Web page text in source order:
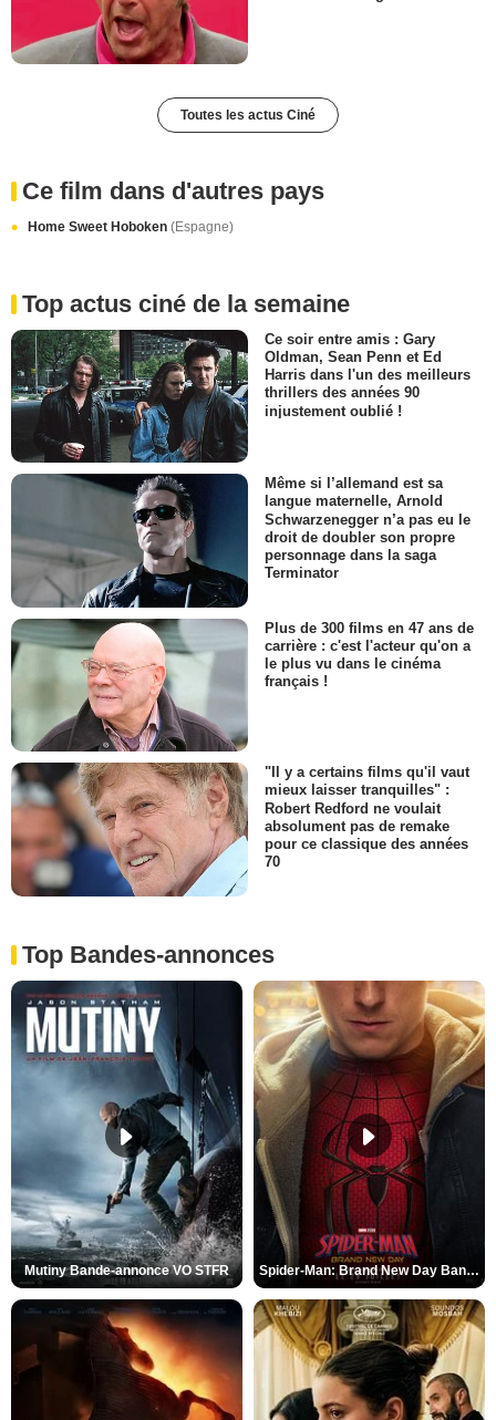
Toutes les actus Ciné
Ce film dans d'autres pays
Home Sweet Hoboken (Espagne)
Top actus ciné de la semaine
Ce soir entre amis : Gary
Oldman, Sean Penn et Ed
Harris dans l'un des meilleurs
thrillers des années 90
injustement oublié !
Même si l’allemand est sa
langue maternelle, Arnold
Schwarzenegger n’a pas eu le
droit de doubler son propre
personnage dans la saga
Terminator
Plus de 300 films en 47 ans de
carrière : c'est l'acteur qu'on a
le plus vu dans le cinéma
français !
"Il y a certains films qu'il vaut
mieux laisser tranquilles" :
Robert Redford ne voulait
absolument pas de remake
pour ce classique des années
70
Top Bandes-annonces
Mutiny Bande-annonce VO STFR Spider-Man: Brand New Day Bande-annonce VO STFR